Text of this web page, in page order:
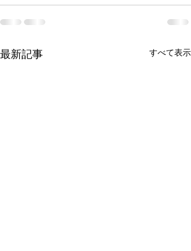
最新記事 すべて表示